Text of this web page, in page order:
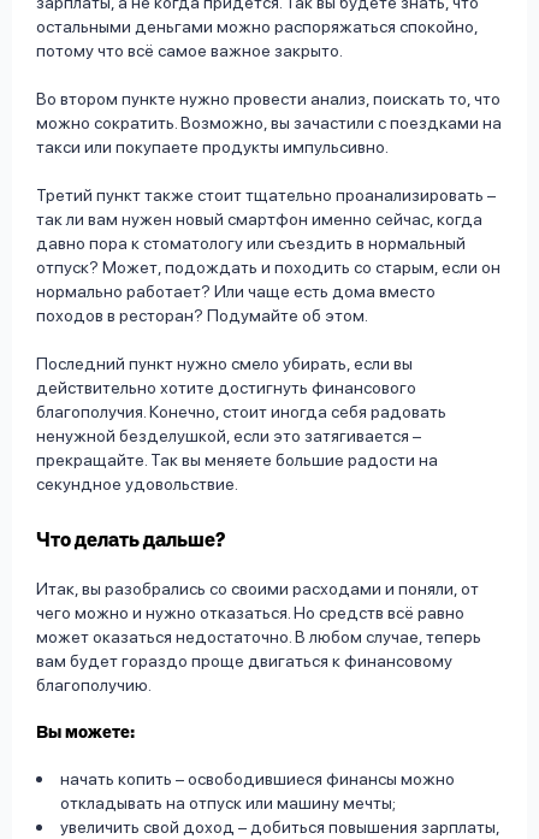
остальными деньгами можно распоряжаться спокойно,
потому что всё самое важное закрыто.
Во втором пункте нужно провести анализ, поискать то, что
можно сократить. Возможно, вы зачастили с поездками на
такси или покупаете продукты импульсивно.
Третий пункт также стоит тщательно проанализировать –
так ли вам нужен новый смартфон именно сейчас, когда
давно пора к стоматологу или съездить в нормальный
отпуск? Может, подождать и походить со старым, если он
нормально работает? Или чаще есть дома вместо
походов в ресторан? Подумайте об этом.
Последний пункт нужно смело убирать, если вы
действительно хотите достигнуть финансового
благополучия. Конечно, стоит иногда себя радовать
ненужной безделушкой, если это затягивается –
прекращайте. Так вы меняете большие радости на
секундное удовольствие.
Что делать дальше?
Итак, вы разобрались со своими расходами и поняли, от
чего можно и нужно отказаться. Но средств всё равно
может оказаться недостаточно. В любом случае, теперь
вам будет гораздо проще двигаться к финансовому
благополучию.
Вы можете:
начать копить – освободившиеся финансы можно
откладывать на отпуск или машину мечты;
увеличить свой доход – добиться повышения зарплаты,